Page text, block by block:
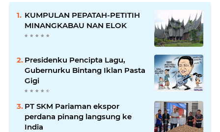
KUMPULAN PEPATAH-PETITIH
MINANGKABAU NAN ELOK
Presidenku Pencipta Lagu,
Gubernurku Bintang Iklan Pasta
Gigi
PT SKM Pariaman ekspor
perdana pinang langsung ke
India